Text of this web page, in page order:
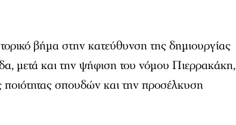
βήμα στην κατεύθυνση της δημιουργίας
μετά και την ψήφιση του νόμου Πιερρακάκη,
σπουδών και την προσέλκυση